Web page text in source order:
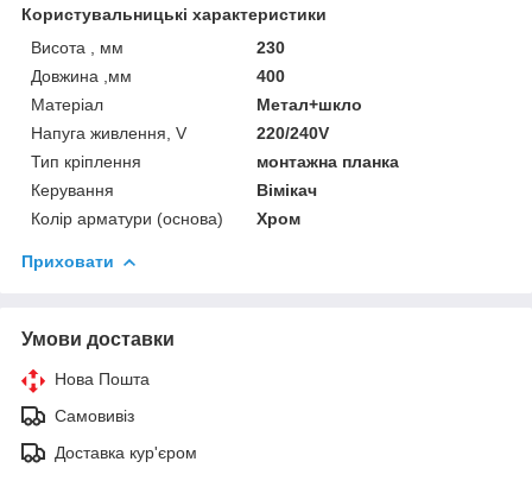
Користувальницькі характеристики
Висота , мм
230
Довжина ,мм
400
Матеріал
Метал+шкло
Напуга живлення, V
220/240V
Тип кріплення
монтажна планка
Керування
Вімікач
Колір арматури (основа)
Хром
Приховати
Умови доставки
Нова Пошта
Самовивіз
Доставка кур'єром